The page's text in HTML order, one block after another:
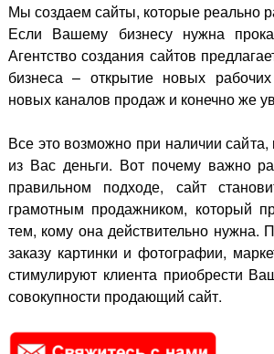
Мы создаем сайты, которые реально
Если Вашему бизнесу нужна
Агентство создания сайтов
бизнеса – открытие новых
новых каналов продаж и конечно же
Все это возможно при наличии
из Вас деньги. Вот почему важно
правильном подходе, сайт
грамотным продажником, который
тем, кому она действительно нужна.
заказу картинки и фотографии,
стимулируют клиента приобрести
совокупности продающий сайт.